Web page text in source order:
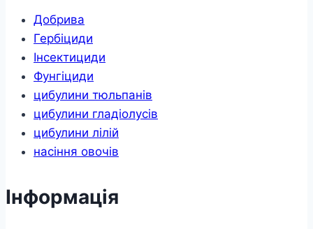
Добрива
Гербіциди
Інсектициди
Фунгіциди
цибулини тюльпанів
цибулини гладіолусів
цибулини лілій
насіння овочів
Інформація